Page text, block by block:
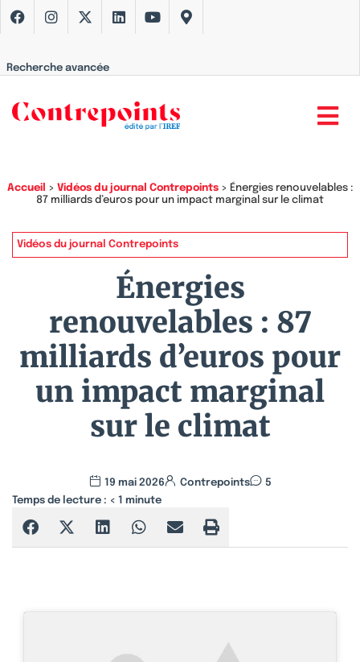
Recherche avancée
Accueil > Vidéos du journal Contrepoints> Énergies renouvelables :
87 milliards d’euros pour un impact marginal sur le climat
Vidéos du journal Contrepoints
Énergies
renouvelables : 87
milliards d’euros pour
un impact marginal
sur le climat
19 mai 2026 Contrepoints
5
Temps de lecture : < 1 minute